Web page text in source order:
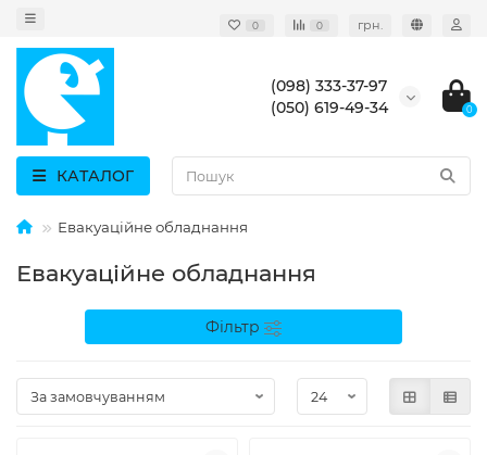
0 0 грн.
(098) 333-37-97
(050) 619-49-34
0
КАТАЛОГ
Евакуаційне обладнання
Евакуаційне обладнання
Фільтр